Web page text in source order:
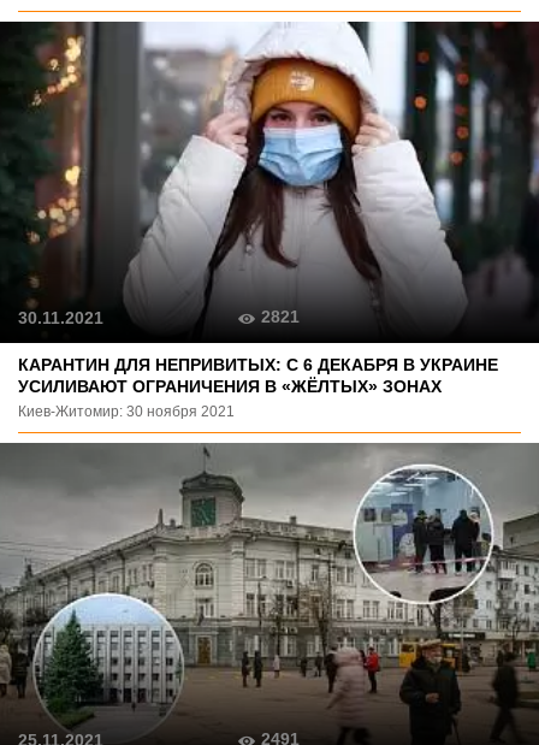
КАРАНТИН ДЛЯ НЕПРИВИТЫХ: С 6 ДЕКАБРЯ В УКРАИНЕ
УСИЛИВАЮТ ОГРАНИЧЕНИЯ В «ЖЁЛТЫХ» ЗОНАХ
Киев-Житомир: 30 ноября 2021
30.11.2021 2821
25.11.2021 2491